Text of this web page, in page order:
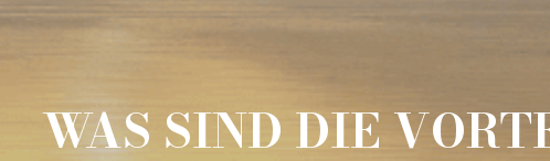
WAS SIND DIE